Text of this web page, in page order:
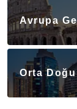
Avrupa
Orta